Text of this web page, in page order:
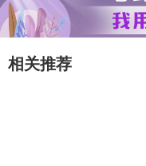
相关推荐